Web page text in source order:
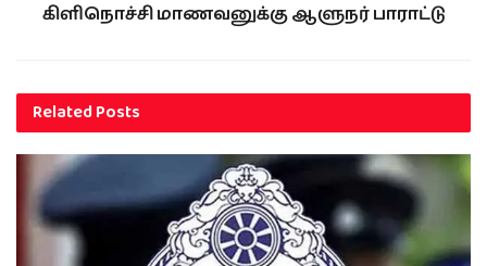
கிளிநொச்சி மாணவனுக்கு ஆளுநர் பாராட்டு
RelatedPosts